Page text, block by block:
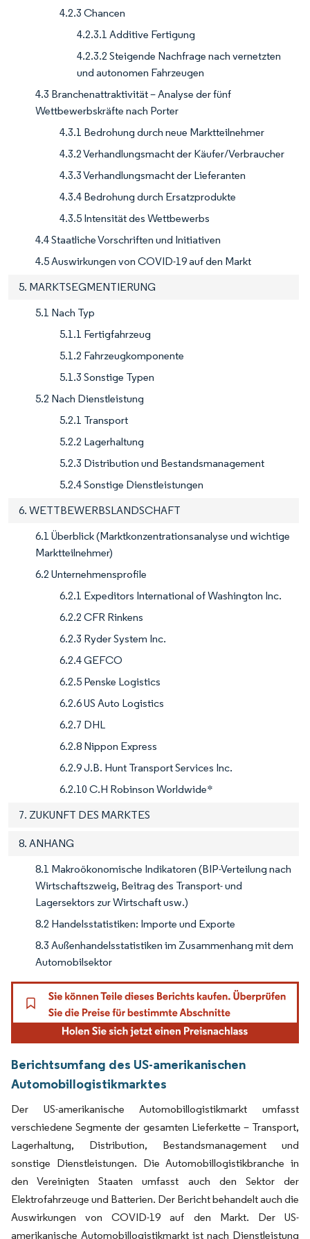
4.2.3 Chancen
4.2.3.1 Additive Fertigung
4.2.3.2 Steigende Nachfrage nach vernetzten
und autonomen Fahrzeugen
4.3 Branchenattraktivität – Analyse der fünf
Wettbewerbskräfte nach Porter
4.3.1 Bedrohung durch neue Marktteilnehmer
4.3.2 Verhandlungsmacht der Käufer/Verbraucher
4.3.3 Verhandlungsmacht der Lieferanten
4.3.4 Bedrohung durch Ersatzprodukte
4.3.5 Intensität des Wettbewerbs
4.4 Staatliche Vorschriften und Initiativen
4.5 Auswirkungen von COVID-19 auf den Markt
5. MARKTSEGMENTIERUNG
5.1 Nach Typ
5.1.1 Fertigfahrzeug
5.1.2 Fahrzeugkomponente
5.1.3 Sonstige Typen
5.2 Nach Dienstleistung
5.2.1 Transport
5.2.2 Lagerhaltung
5.2.3 Distribution und Bestandsmanagement
5.2.4 Sonstige Dienstleistungen
6. WETTBEWERBSLANDSCHAFT
6.1 Überblick (Marktkonzentrationsanalyse und wichtige
Marktteilnehmer)
6.2 Unternehmensprofile
6.2.1 Expeditors International of Washington Inc.
6.2.2 CFR Rinkens
6.2.3 Ryder System Inc.
6.2.4 GEFCO
6.2.5 Penske Logistics
6.2.6 US Auto Logistics
6.2.7 DHL
6.2.8 Nippon Express
6.2.9 J.B. Hunt Transport Services Inc.
6.2.10 C.H Robinson Worldwide*
7. ZUKUNFT DES MARKTES
8. ANHANG
8.1 Makroökonomische Indikatoren (BIP-Verteilung nach
Wirtschaftszweig, Beitrag des Transport- und
Lagersektors zur Wirtschaft usw.)
8.2 Handelsstatistiken: Importe und Exporte
8.3 Außenhandelsstatistiken im Zusammenhang mit dem
Automobilsektor
Berichtsumfang des US-amerikanischen
Automobillogistikmarktes
Der US-amerikanische Automobillogistikmarkt umfasst
verschiedene Segmente der gesamten Lieferkette – Transport,
Lagerhaltung, Distribution, Bestandsmanagement und
sonstige Dienstleistungen. Die Automobillogistikbranche in
den Vereinigten Staaten umfasst auch den Sektor der
Elektrofahrzeuge und Batterien. Der Bericht behandelt auch die
Auswirkungen von COVID-19 auf den Markt. Der US-
amerikanische Automobillogistikmarkt ist nach Dienstleistung